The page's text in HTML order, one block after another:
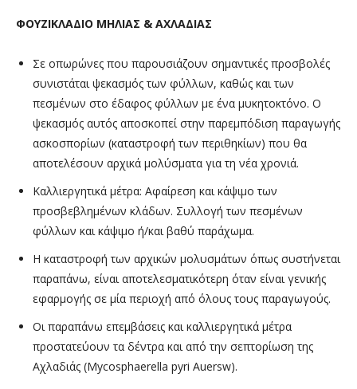
ΦΟΥΖΙΚΛΑΔΙΟ ΜΗΛΙΑΣ & ΑΧΛΑΔΙΑΣ
Σε οπωρώνες που παρουσιάζουν σημαντικές προσβολές
συνιστάται ψεκασμός των φύλλων, καθώς και των
πεσμένων στο έδαφος φύλλων με ένα μυκητοκτόνο. Ο
ψεκασμός αυτός αποσκοπεί στην παρεμπόδιση παραγωγής
ασκοσπορίων (καταστροφή των περιθηκίων) που θα
αποτελέσουν αρχικά μολύσματα για τη νέα χρονιά.
Καλλιεργητικά μέτρα: Αφαίρεση και κάψιμο των
προσβεβλημένων κλάδων. Συλλογή των πεσμένων
φύλλων και κάψιμο ή/και βαθύ παράχωμα.
Η καταστροφή των αρχικών μολυσμάτων όπως συστήνεται
παραπάνω, είναι αποτελεσματικότερη όταν είναι γενικής
εφαρμογής σε μία περιοχή από όλους τους παραγωγούς.
Οι παραπάνω επεμβάσεις και καλλιεργητικά μέτρα
προστατεύουν τα δέντρα και από την σεπτορίωση της
Αχλαδιάς (Mycosphaerella pyri Auersw).